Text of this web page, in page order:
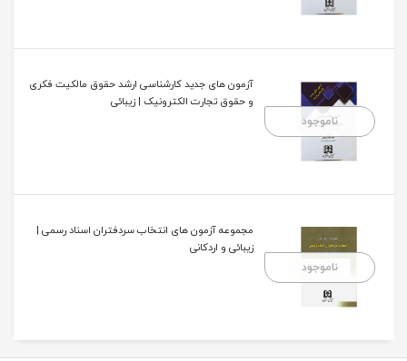
ناموجود
آزمون های جدید کارشناسی ارشد حقوق مالکیت فکری
و حقوق تجارت الکترونیک | زیبائی
ناموجود
مجموعه آزمون های انتخاب سردفتران اسناد رسمی |
زیبائی و اردکانی